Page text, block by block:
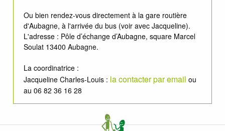
Ou bien rendez-vous directement à la gare routière
d'Aubagne, à l'arrivée du bus (voir avec Jacqueline).
L'adresse : Pôle d’échange d’Aubagne, square Marcel
Soulat 13400 Aubagne.
La coordinatrice :
Jacqueline Charles-Louis : la contacter par email ou
au 06 82 36 16 28